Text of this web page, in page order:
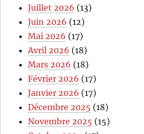
Juillet 2026 (13)
Juin 2026 (12)
Mai 2026 (17)
Avril 2026 (18)
Mars 2026 (18)
Février 2026 (17)
Janvier 2026 (17)
Décembre 2025 (18)
Novembre 2025 (15)